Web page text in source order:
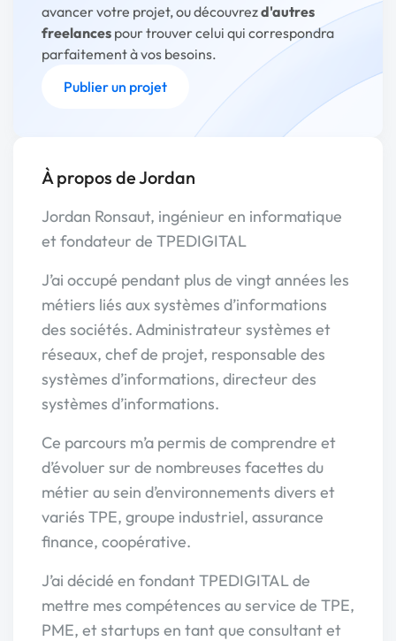
avancer votre projet, ou découvrezd'autres
freelances pour trouver celui qui correspondra
parfaitement à vos besoins.
Publier un projet
À propos de Jordan
Jordan Ronsaut, ingénieur en informatique
et fondateur de TPEDIGITAL
J’ai occupé pendant plus de vingt années les
métiers liés aux systèmes d’informations
des sociétés. Administrateur systèmes et
réseaux, chef de projet, responsable des
systèmes d’informations, directeur des
systèmes d’informations.
Ce parcours m’a permis de comprendre et
d’évoluer sur de nombreuses facettes du
métier au sein d’environnements divers et
variés TPE, groupe industriel, assurance
finance, coopérative.
J’ai décidé en fondant TPEDIGITAL de
mettre mes compétences au service de TPE,
PME, et startups en tant que consultant et